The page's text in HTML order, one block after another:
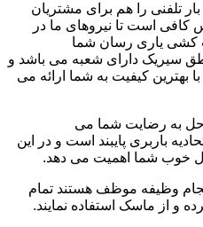
تلفنی را هم برای مشتریان
کافی است تا نیروهای ما در
کشی یاری رسان شما
سیریک دارای شعبه می باشد و
بهترین کیفیت به شما ارائه می
به رضایت شما می
باربری پایبند است و در این
خوب شما اهمیت می دهد.
وظیفه موظف هستند تمام
و از ماسک استفاده نمایند.